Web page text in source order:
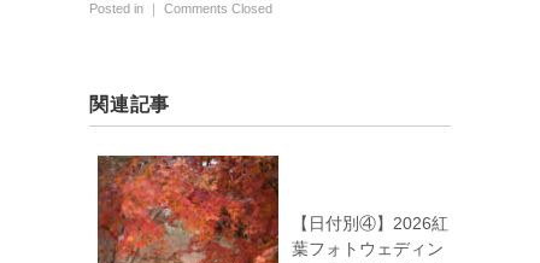
Posted in ｜ Comments Closed
関連記事
【日付別④】2026紅
葉フォトウェディン